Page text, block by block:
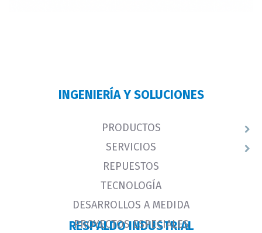
INGENIERÍA Y SOLUCIONES
PRODUCTOS
SERVICIOS
REPUESTOS
TECNOLOGÍA
DESARROLLOS A MEDIDA
PROYECTOS ESPECIALES
RESPALDO INDUSTRIAL